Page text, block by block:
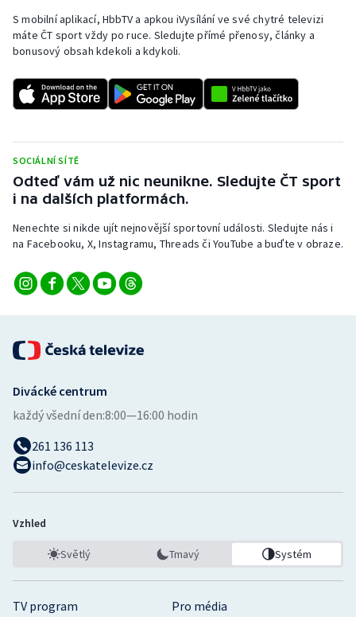
S mobilní aplikací, HbbTV a apkou iVysílání ve své chytré televizi
máte ČT sport vždy po ruce. Sledujte přímé přenosy, články a
bonusový obsah kdekoli a kdykoli.
SOCIÁLNÍ SÍTĚ
Odteď vám už nic neunikne. Sledujte ČT sport
i na dalších platformách.
Nenechte si nikde ujít nejnovější sportovní události. Sledujte nás i
na Facebooku, X, Instagramu, Threads či YouTube a buďte v obraze.
TV program
Pro média
Divácké centrum
každý všední den:8:00—16:00 hodin
261 136 113
info@ceskatelevize.cz
Vzhled
Světlý Tmavý Systém